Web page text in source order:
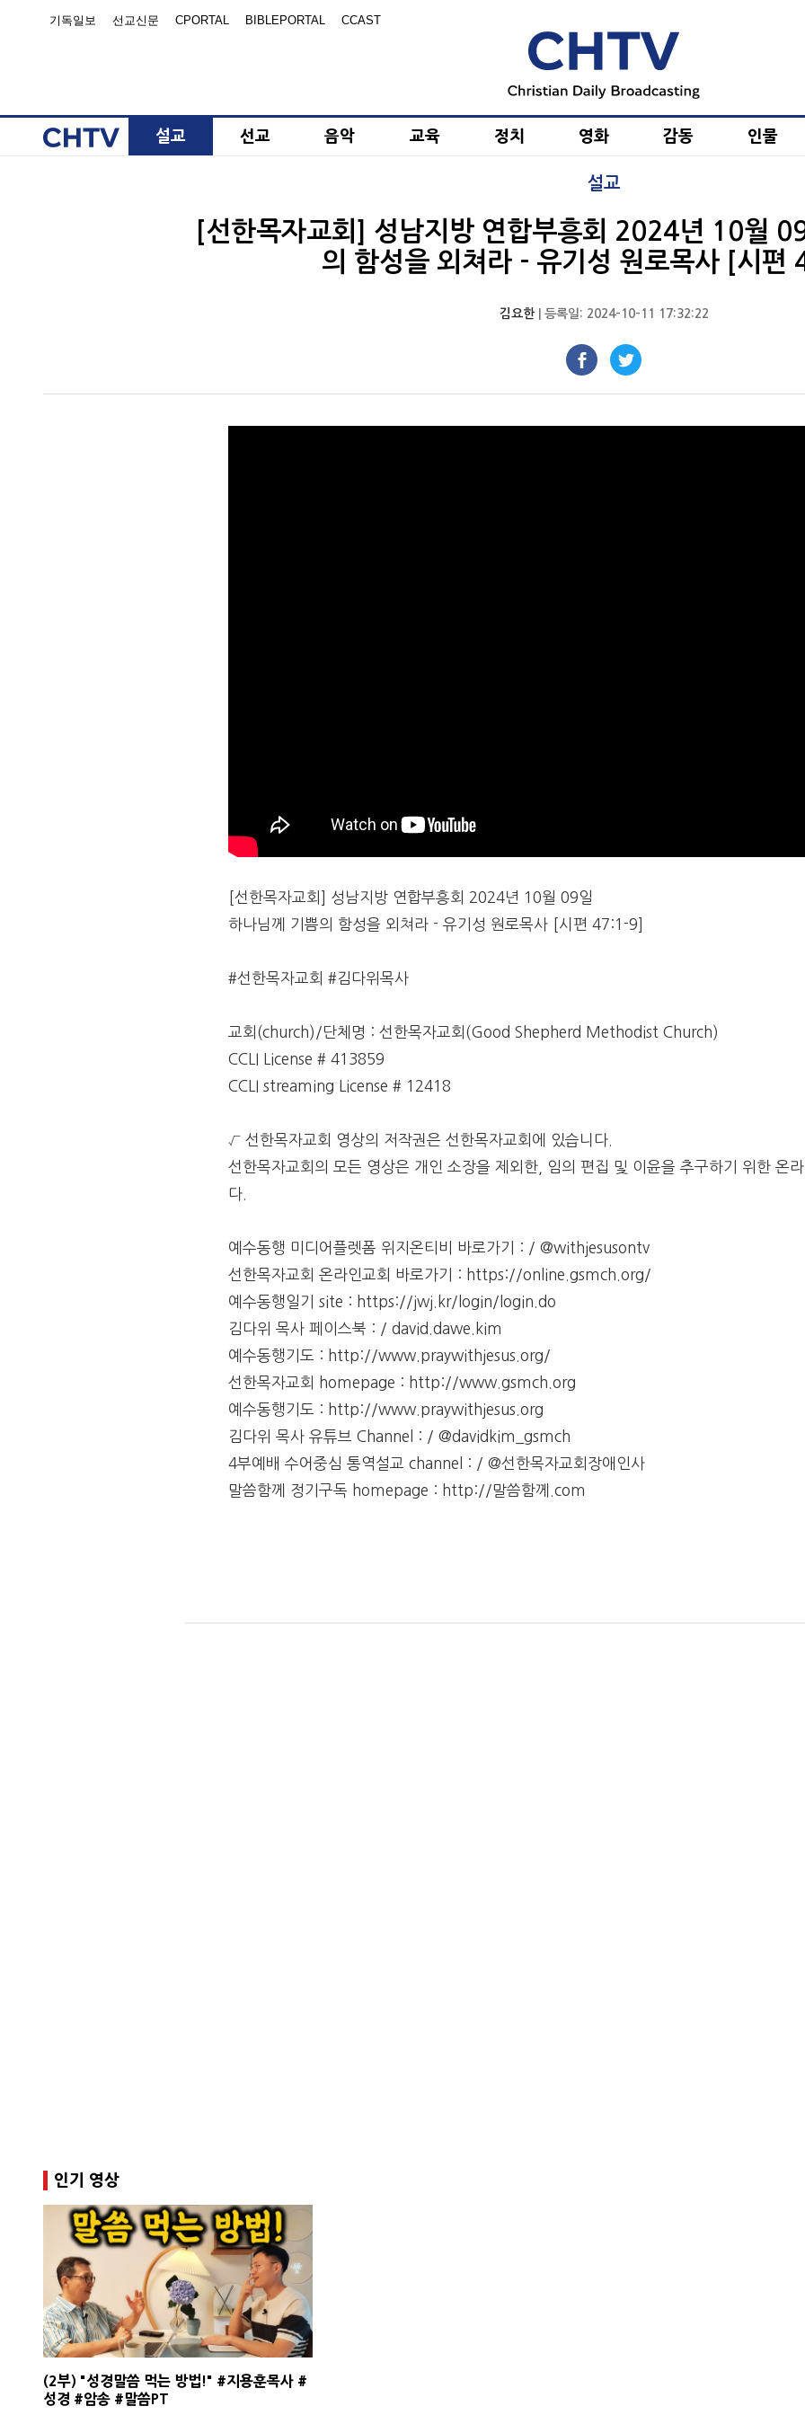
기독일보 선교신문 CPORTAL BIBLEPORTAL CCAST
설교 선교 음악 교육 정치 영화 감동 인물
설교
[선한목자교회] 성남지방 연합부흥회 2024년 10월
의 함성을 외쳐라 - 유기성 원로목사 [시편
김요한| 등록일: 2024-10-11 17:32:22
[선한목자교회] 성남지방 연합부흥회 2024년 10월 09일
하나님께 기쁨의 함성을 외쳐라 - 유기성 원로목사 [시편 47:1-9]
#선한목자교회 #김다위목사
교회(church)/단체명 : 선한목자교회(Good Shepherd Methodist Church)
CCLI License # 413859
CCLI streaming License # 12418
√ 선한목자교회 영상의 저작권은 선한목자교회에 있습니다.
선한목자교회의 모든 영상은 개인 소장을 제외한, 임의 편집 및 이윤을 추구하기 위한 온
다.
예수동행 미디어플렛폼 위지온티비 바로가기 : / @withjesusontv
선한목자교회 온라인교회 바로가기 : https://online.gsmch.org/
예수동행일기 site : https://jwj.kr/login/login.do
김다위 목사 페이스북 : / david.dawe.kim
예수동행기도 : http://www.praywithjesus.org/
선한목자교회 homepage : http://www.gsmch.org
예수동행기도 : http://www.praywithjesus.org
김다위 목사 유튜브 Channel : / @davidkim_gsmch
4부예배 수어중심 통역설교 channel : / @선한목자교회장애인사
말씀함께 정기구독 homepage : http://말씀함께.com
인기 영상
(2부) "성경말씀 먹는 방법!" #지용훈목사 #
성경 #암송 #말씀PT